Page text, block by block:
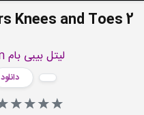
لیتل بیبی بام Little Baby Bum
دانلود